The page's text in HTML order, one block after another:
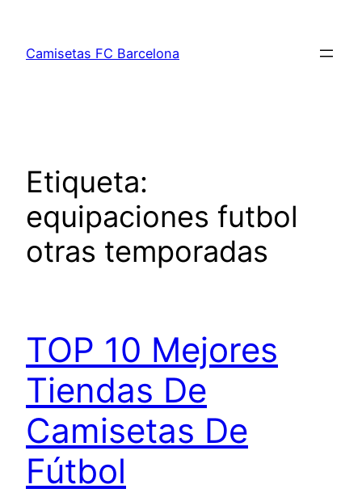
contenido
Camisetas FC Barcelona
Etiqueta:
equipaciones futbol
otras temporadas
TOP 10 Mejores
Tiendas De
Camisetas De
Fútbol